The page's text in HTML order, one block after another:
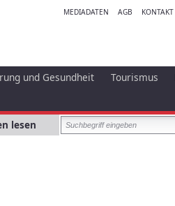
MEDIADATEN AGB KONTAKT
und Gesundheit Tourismus
lesen